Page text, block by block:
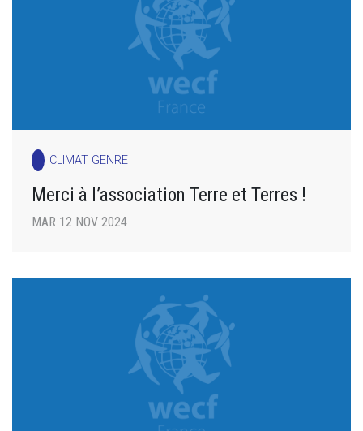
CLIMAT GENRE
Merci à l’association Terre et Terres !
MAR 12 NOV 2024